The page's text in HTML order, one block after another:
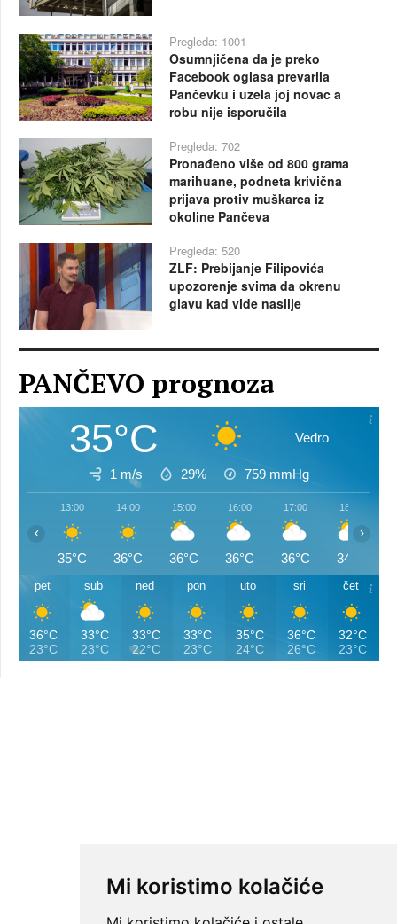
Mi koristimo kolačiće
Pregleda: 1001
Osumnjičena da je preko
Facebook oglasa prevarila
Pančevku i uzela joj novac a
robu nije isporučila
Pregleda: 702
Pronađeno više od 800 grama
marihuane, podneta krivična
prijava protiv muškarca iz
okoline Pančeva
Pregleda: 520
ZLF: Prebijanje Filipovića
upozorenje svima da okrenu
glavu kad vide nasilje
PANČEVO prognoza
35°C Vedro
1 m/s 29% 759 mmHg
13:00
35°C
14:00
36°C
15:00
36°C
16:00
36°C
17:00
36°C
18:00
34°C
‹ ›
pet
36°C
23°C
sub
33°C
23°C
ned
33°C
22°C
pon
33°C
23°C
uto
35°C
24°C
sri
36°C
26°C
čet
32°C
23°C